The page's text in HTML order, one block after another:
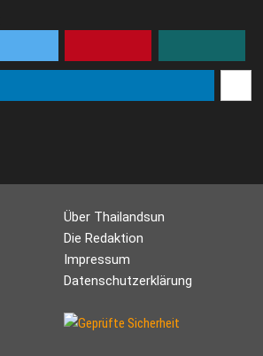
Über Thailandsun
Die Redaktion
Impressum
Datenschutzerklärung